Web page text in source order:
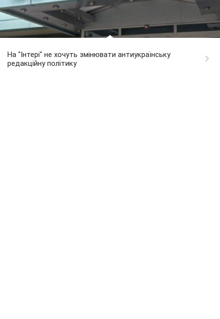
На "Інтері" не хочуть змінювати антиукраїнську
редакційну політику